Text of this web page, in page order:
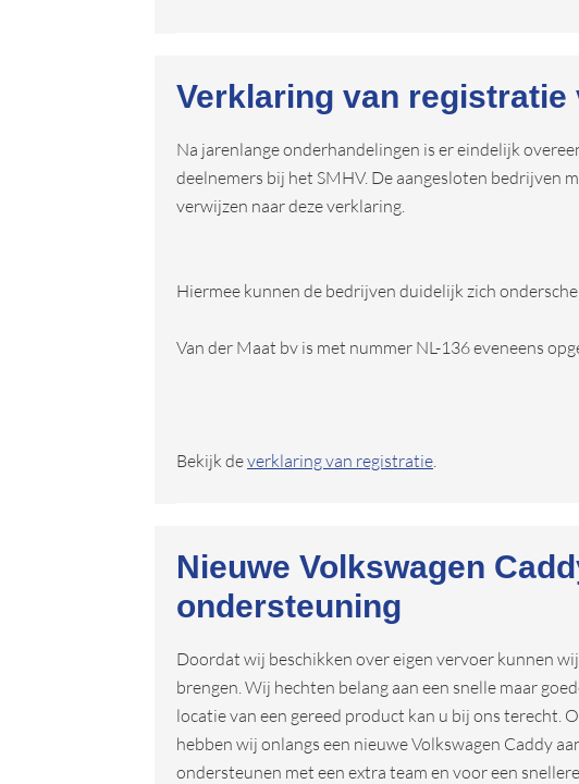
Verklaring van registratie
Na jarenlange onderhandelingen is er eindelijk
deelnemers bij het SMHV. De aangesloten bedrijven
verwijzen naar deze verklaring.
Hiermee kunnen de bedrijven duidelijk zich
Van der Maat bv is met nummer NL-136 eveneens
Bekijk deverklaring van registratie.
Nieuwe Volkswagen
ondersteuning
Doordat wij beschikken over eigen vervoer kunnen
brengen. Wij hechten belang aan een snelle maar
locatie van een gereed product kan u bij ons terecht.
hebben wij onlangs een nieuwe Volkswagen Caddy
ondersteunen met een extra team en voor een